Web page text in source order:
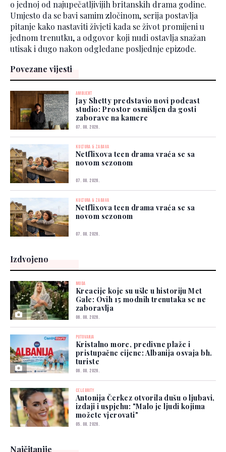
o jednoj od najupečatljivijih britanskih drama godine.
Umjesto da se bavi samim zločinom, serija postavlja
pitanje kako nastaviti živjeti kada se život promijeni u
jednom trenutku, a odgovor koji nudi ostavlja snažan
utisak i dugo nakon odgledane posljednje epizode.
Povezane vijesti
AMBIJENT
Jay Shetty predstavio novi podcast
studio: Prostor osmišljen da gosti
zaborave na kamere
07. 08. 2026.
KULTURA & ZABAVA
Netflixova teen drama vraća se sa
novom sezonom
07. 08. 2026.
KULTURA & ZABAVA
Netflixova teen drama vraća se sa
novom sezonom
07. 08. 2026.
Izdvojeno
MODA
Kreacije koje su ušle u historiju Met
Gale: Ovih 15 modnih trenutaka se ne
zaboravlja
06. 08. 2026.
PUTOVANJA
Kristalno more, predivne plaže i
pristupačne cijene: Albanija osvaja bh.
turiste
06. 08. 2026.
CELEBRITY
Antonija Čerkez otvorila dušu o ljubavi,
izdaji i uspjehu: "Malo je ljudi kojima
možete vjerovati"
05. 08. 2026.
Najčitanije